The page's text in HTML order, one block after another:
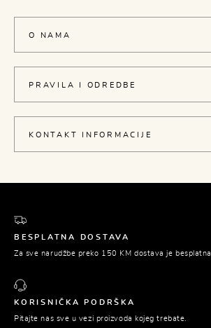
O NAMA
PRAVILA I ODREDBE
KONTAKT INFORMACIJE
BESPLATNA DOSTAVA
Za sve narudžbe preko 150 KM dostava je besplatna.
KORISNIČKA PODRŠKA
Pitajte nas sve u vezi proizvoda kojeg trebate.